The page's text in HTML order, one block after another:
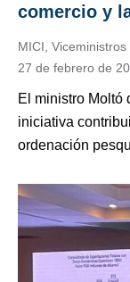
comercio y
MICI Viceministros
27 de febrero de
El ministro Moltó
iniciativa
ordenación